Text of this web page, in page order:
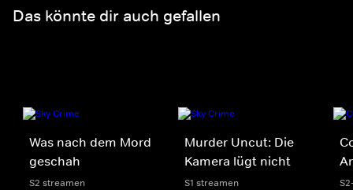
Das könnte dir auch gefallen
Was nach dem Mord
geschah
S2 streamen
Murder Uncut: Die
Kamera lügt nicht
S1 streamen